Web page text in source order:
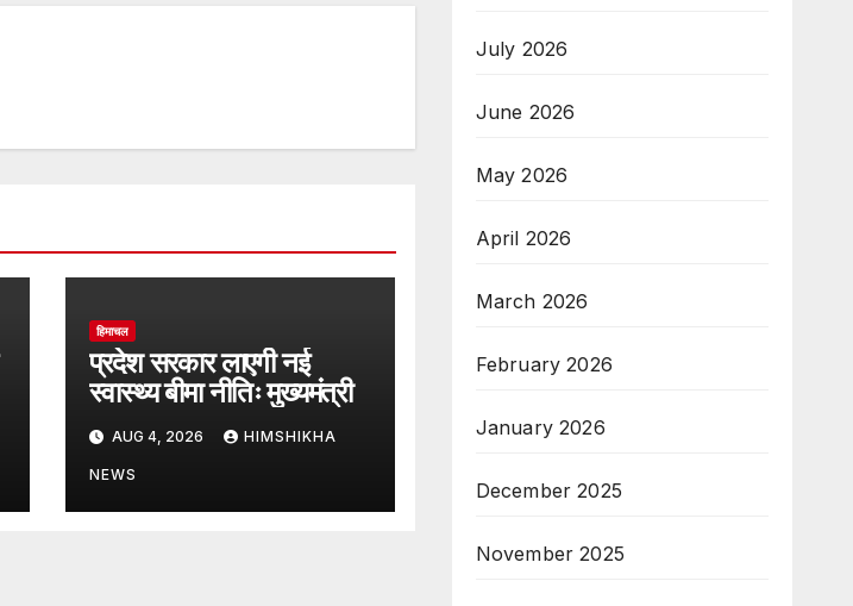
हिमाचल
प्रदेश सरकार लाएगी नई
स्वास्थ्य बीमा नीतिः मुख्यमंत्री
AUG 4, 2026 HIMSHIKHA
NEWS
July 2026
June 2026
May 2026
April 2026
March 2026
February 2026
January 2026
December 2025
November 2025